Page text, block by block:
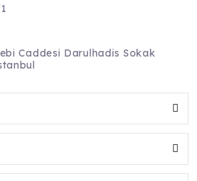
Caddesi Darulhadis Sokak